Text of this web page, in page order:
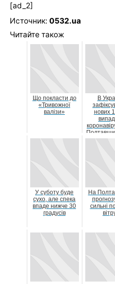
[ad_2]
Источник: 0532.ua
Читайте також
Що покласти до
«Тривожної
валізи»
В
нових
У суботу буде
сухо, але спека
впаде нижче 30
градусів
На
сильні